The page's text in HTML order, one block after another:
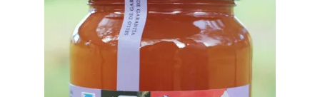
Finalizar compra
Mi cuenta